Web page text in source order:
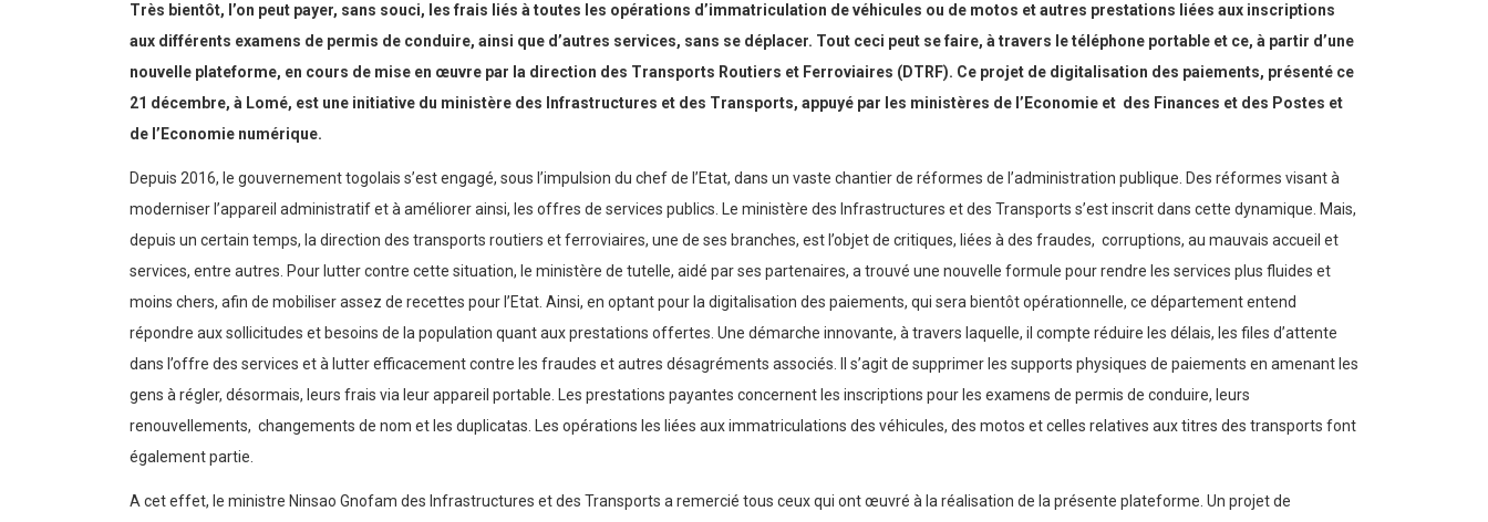
Très bientôt, l’on peut payer, sans souci, les frais liés à toutes les opérations d’immatriculation de véhicules ou de motos et autres prestations liées aux inscriptions
aux différents examens de permis de conduire, ainsi que d’autres services, sans se déplacer. Tout ceci peut se faire, à travers le téléphone portable et ce, à partir d’une
nouvelle plateforme, en cours de mise en œuvre par la direction des Transports Routiers et Ferroviaires (DTRF). Ce projet de digitalisation des paiements, présenté ce
21 décembre, à Lomé, est une initiative du ministère des Infrastructures et des Transports, appuyé par les ministères de l’Economie et des Finances et des Postes et
de l’Economie numérique.
Depuis 2016, le gouvernement togolais s’est engagé, sous l’impulsion du chef de l’Etat, dans un vaste chantier de réformes de l’administration publique. Des réformes visant à
moderniser l’appareil administratif et à améliorer ainsi, les offres de services publics. Le ministère des Infrastructures et des Transports s’est inscrit dans cette dynamique. Mais,
depuis un certain temps, la direction des transports routiers et ferroviaires, une de ses branches, est l’objet de critiques, liées à des fraudes, corruptions, au mauvais accueil et
services, entre autres. Pour lutter contre cette situation, le ministère de tutelle, aidé par ses partenaires, a trouvé une nouvelle formule pour rendre les services plus fluides et
moins chers, afin de mobiliser assez de recettes pour l’Etat. Ainsi, en optant pour la digitalisation des paiements, qui sera bientôt opérationnelle, ce département entend
répondre aux sollicitudes et besoins de la population quant aux prestations offertes. Une démarche innovante, à travers laquelle, il compte réduire les délais, les files d’attente
dans l’offre des services et à lutter efficacement contre les fraudes et autres désagréments associés. Il s’agit de supprimer les supports physiques de paiements en amenant les
gens à régler, désormais, leurs frais via leur appareil portable. Les prestations payantes concernent les inscriptions pour les examens de permis de conduire, leurs
renouvellements, changements de nom et les duplicatas. Les opérations les liées aux immatriculations des véhicules, des motos et celles relatives aux titres des transports font
également partie.
A cet effet, le ministre Ninsao Gnofam des Infrastructures et des Transports a remercié tous ceux qui ont œuvré à la réalisation de la présente plateforme. Un projet de